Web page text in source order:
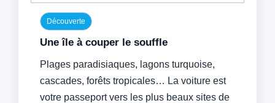
Découverte
Une île à couper le souffle
Plages paradisiaques, lagons turquoise,
cascades, forêts tropicales… La voiture est
votre passeport vers les plus beaux sites de